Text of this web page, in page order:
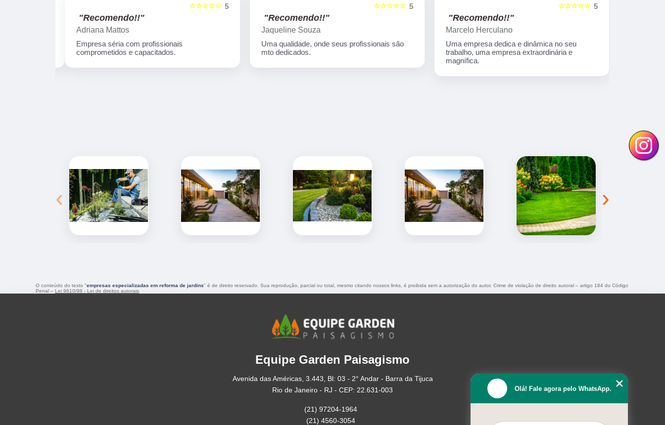
5
☆☆☆☆☆
"Recomendo!!"
Adriana Mattos
Empresa séria com profissionais
comprometidos e capacitados.
5
☆☆☆☆☆
"Recomendo!!"
Jaqueline Souza
Uma qualidade, onde seus profissionais são
mto dedicados.
5
☆☆☆☆☆
"Recomendo!!"
Marcelo Herculano
Uma empresa dedica e dinâmica no seu
trabalho, uma empresa extraordinária e
magnífica.
‹ ›
O conteúdo do texto "empresas especializadas em reforma de jardins" é de direito reservado. Sua reprodução, parcial ou total, mesmo citando nossos links, é proibida sem a autorização do autor. Crime de violação de direito autoral – artigo 184 do Código
Penal – Lei 9610/98 - Lei de direitos autorais
Equipe Garden Paisagismo
Avenida das Américas, 3.443, Bl: 03 - 2° Andar - Barra da Tijuca
Rio de Janeiro - RJ - CEP: 22.631-003
(21) 97204-1964
(21) 4560-3054
Olá! Fale agora pelo WhatsApp.